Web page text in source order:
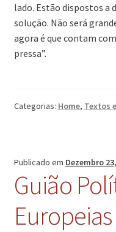
lado. Estão dispostos a
solução. Não será
agora é que contam
pressa”.
Categorias: Home, Textos
Publicado em Dezembro
Guião